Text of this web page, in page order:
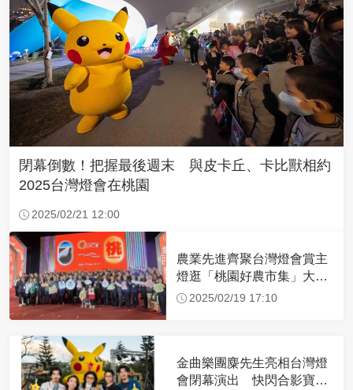
閉幕倒數！把握最後週末 與皮卡丘、卡比獸相約
2025台灣燈會在桃園
2025/02/21 12:00
農業先進齊聚台灣燈會賞主
燈逛「桃園好農市集」大讚
好逛好買
2025/02/19 17:10
金曲樂團麋先生亮相台灣燈
會閉幕演出 快閃合影寶可